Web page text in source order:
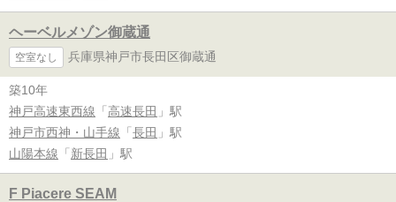
ヘーベルメゾン御蔵通
空室なし 兵庫県神戸市長田区御蔵通
築10年
神戸高速東西線 「 高速長田 」駅
神戸市西神・山手線 「 長田 」駅
山陽本線 「 新長田 」駅
F Piacere SEAM